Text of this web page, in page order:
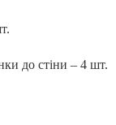
до стіни – 4 шт.